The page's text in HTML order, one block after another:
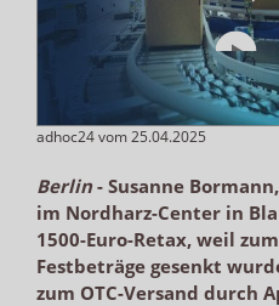
adhoc24 vom 25.04.2025
Berlin- Susanne
im Nordharz-Center in
1500-Euro-Retax, weil
Festbeträge gesenkt
zum OTC-Versand durch